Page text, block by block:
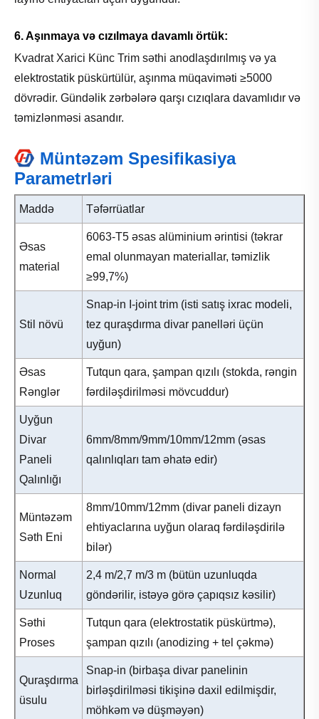
6. Aşınmaya və cızılmaya davamlı örtük:
Kvadrat Xarici Künc Trim səthi anodlaşdırılmış və ya
elektrostatik püskürtülür, aşınma müqaviməti ≥5000
dövrədir. Gündəlik zərbələrə qarşı cızıqlara davamlıdır və
təmizlənməsi asandır.
Müntəzəm Spesifikasiya
Parametrləri
Maddə Təfərrüatlar
Əsas
material
6063-T5 əsas alüminium ərintisi (təkrar
emal olunmayan materiallar, təmizlik
≥99,7%)
Stil növü
Snap-in I-joint trim (isti satış ixrac modeli,
tez quraşdırma divar panelləri üçün
uyğun)
Əsas
Rənglər
Tutqun qara, şampan qızılı (stokda, rəngin
fərdiləşdirilməsi mövcuddur)
Uyğun
Divar
Paneli
Qalınlığı
6mm/8mm/9mm/10mm/12mm (əsas
qalınlıqları tam əhatə edir)
Müntəzəm
Səth Eni
8mm/10mm/12mm (divar paneli dizayn
ehtiyaclarına uyğun olaraq fərdiləşdirilə
bilər)
Normal
Uzunluq
2,4 m/2,7 m/3 m (bütün uzunluqda
göndərilir, istəyə görə çapıqsız kəsilir)
Səthi
Proses
Tutqun qara (elektrostatik püskürtmə),
şampan qızılı (anodizing + tel çəkmə)
Quraşdırma
üsulu
Snap-in (birbaşa divar panelinin
birləşdirilməsi tikişinə daxil edilmişdir,
möhkəm və düşməyən)